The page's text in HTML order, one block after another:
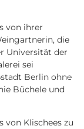
von ihrer
die
Universität der
sei
Berlin ohne
Büchele und
von Klischees zu